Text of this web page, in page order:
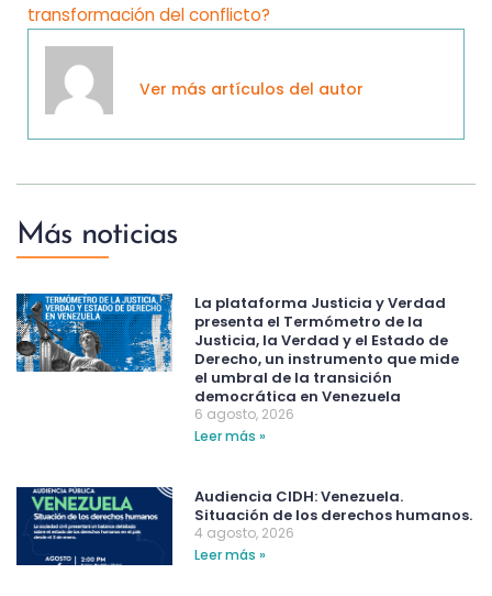
transformación del conflicto?
Ver más artículos del autor
Más noticias
La plataforma Justicia y Verdad
presenta el Termómetro de la
Justicia, la Verdad y el Estado de
Derecho, un instrumento que mide
el umbral de la transición
democrática en Venezuela
6 agosto, 2026
Leer más »
Audiencia CIDH: Venezuela.
Situación de los derechos humanos.
4 agosto, 2026
Leer más »